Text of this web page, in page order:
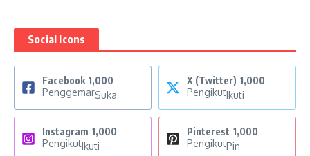
Social Icons
Facebook 1,000
PenggemarSuka
X (Twitter) 1,000
Pengikut Ikuti
Instagram 1,000
Pengikut Ikuti
Pinterest 1,000
PengikutPin